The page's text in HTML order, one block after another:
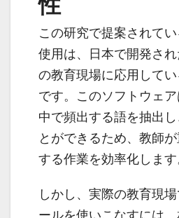
この研究で提案されて
使用は、日本で開発さ
の教育現場に応用して
です。このソフトウェ
中で頻出する語を抽出
とができるため、教師
する作業を効率化します
しかし、実際の教育現
ールを使いこなすには